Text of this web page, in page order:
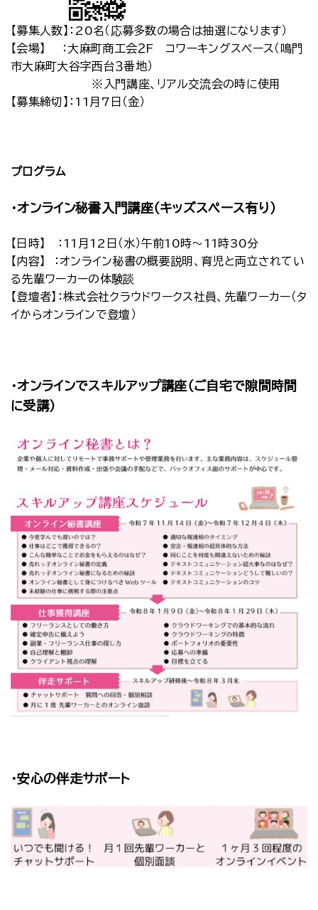
【募集人数】：20名（応募多数の場合は抽選になります）
【会場】 ：大麻町商工会２F コワーキングスペース（鳴門
市大麻町大谷字西台３番地）
※入門講座、リアル交流会の時に使用
【募集締切】：11月7日（金）
プログラム
・オンライン秘書入門講座（キッズスペース有り）
【日時】 ：11月12日（水）午前10時～11時30分
【内容】 ：オンライン秘書の概要説明、育児と両立されてい
る先輩ワーカーの体験談
【登壇者】：株式会社クラウドワークス社員、先輩ワーカー（タ
イからオンラインで登壇）
・オンラインでスキルアップ講座（ご自宅で隙間時間
に受講）
・安心の伴走サポート